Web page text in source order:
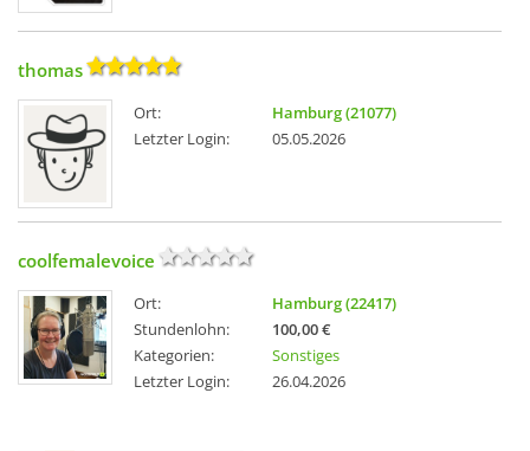
thomas
Ort:
Hamburg (21077)
Letzter Login:
05.05.2026
coolfemalevoice
Ort:
Hamburg (22417)
Stundenlohn:
100,00 €
Kategorien:
Sonstiges
Letzter Login:
26.04.2026